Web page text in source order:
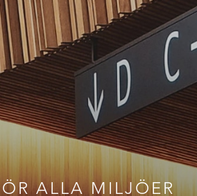
ALLA MILJÖER